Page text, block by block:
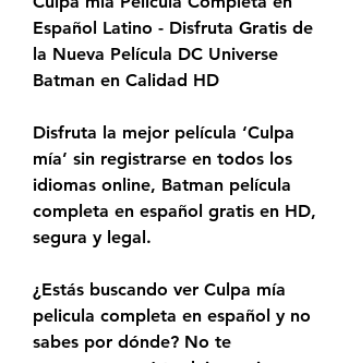
Español Latino - Disfruta Gratis de
la Nueva Película DC Universe
Batman en Calidad HD
Disfruta la mejor película ‘Culpa
mía’ sin registrarse en todos los
idiomas online, Batman película
completa en español gratis en HD,
segura y legal.
¿Estás buscando ver Culpa mía
pelicula completa en español y no
sabes por dónde? No te